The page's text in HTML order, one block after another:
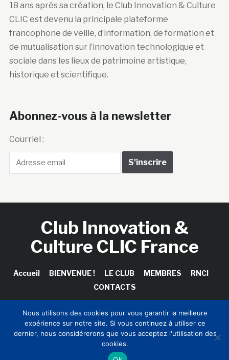
18 ans après sa création, le Club Innovation & Culture
CLIC est devenu la principale plateforme
francophone de veille, d’information, de formation et
de mutualisation sur l’innovation technologique et
sociale dans les lieux de patrimoine artistique,
historique et scientifique.
Abonnez-vous à la newsletter
Courriel :
Club Innovation &
Culture CLIC France
Accueil BIENVENUE ! LE CLUB MEMBRES
RNCI
CONTACTS
Copyright © 2026 Club Innovation & Culture CLIC France /
Sinapses Conseils
Nous utilisons des cookies pour vous garantir la meilleure
expérience sur notre site. Si vous continuez à utiliser ce
dernier, nous considérerons que vous acceptez l'utilisation des
cookies.